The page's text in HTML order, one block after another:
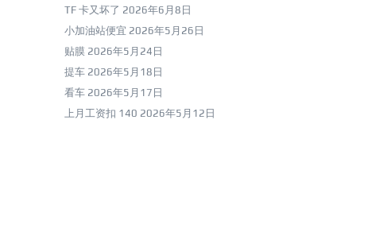
TF 卡又坏了 2026年6月8日
小加油站便宜 2026年5月26日
贴膜 2026年5月24日
提车 2026年5月18日
看车 2026年5月17日
上月工资扣 140 2026年5月12日